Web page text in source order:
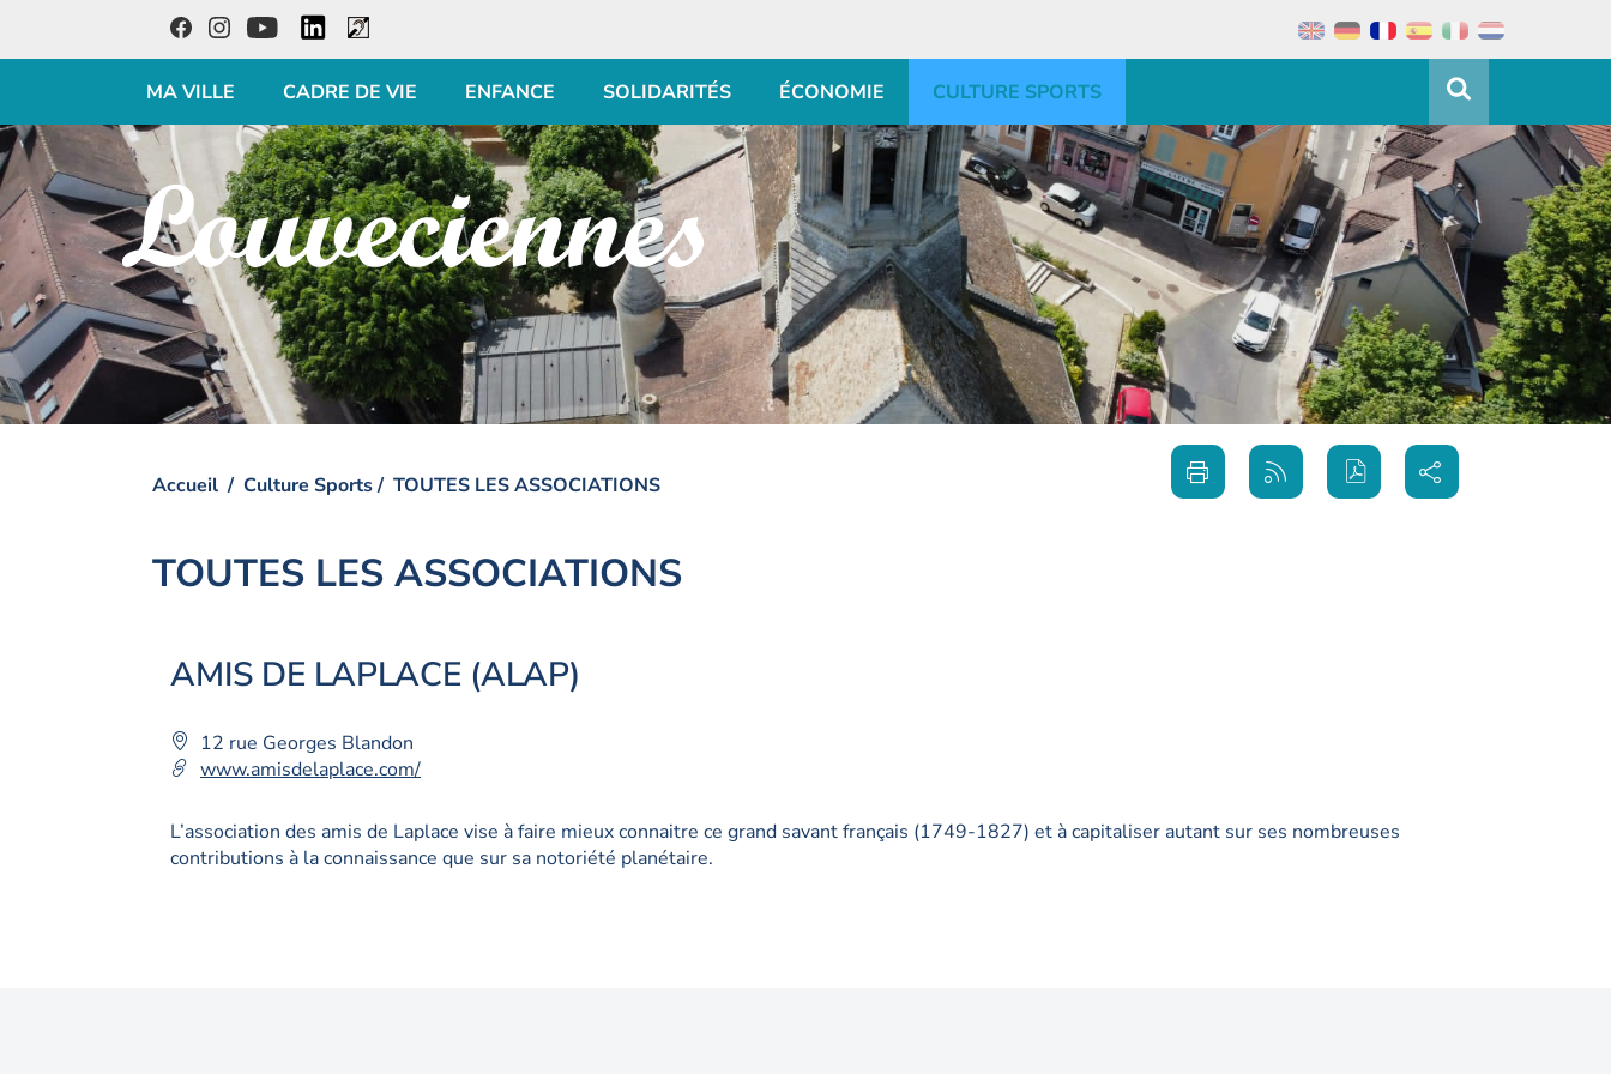
FacebookInstagramYoutube LinkedInAccessibilité
MA VILLE CADRE DE VIE ENFANCE SOLIDARITÉS ÉCONOMIE CULTURE SPORTS
Visiter la page accueil du site de Louveciennes
Accueil Culture Sports TOUTES LES ASSOCIATIONS
Imprimer
cette
page
Générer
le flux
RSS
Partager
sur les
réseaux
sociaux
TOUTES LES ASSOCIATIONS
AMIS DE LAPLACE (ALAP)
Adresse
:
12 rue Georges Blandon
www.amisdelaplace.com/
L’association des amis de Laplace vise à faire mieux connaitre ce grand savant français (1749-1827) et à capitaliser autant sur ses nombreuses
contributions à la connaissance que sur sa notoriété planétaire.